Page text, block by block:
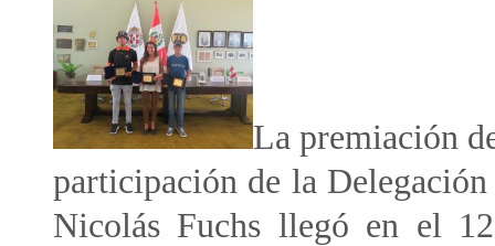
La premiación
participación de la
Nicolás Fuchs llegó en el